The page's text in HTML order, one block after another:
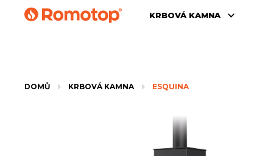
KRBOVÁ KAMNA
DOMŮ KRBOVÁ KAMNA ESQUINA